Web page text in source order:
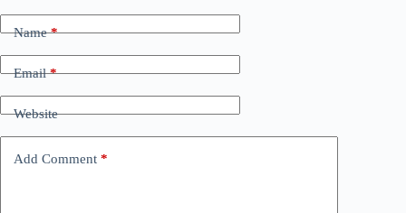
Name*
Email*
Website
Add Comment *